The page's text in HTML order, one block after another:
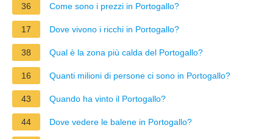
36 Come sono i prezzi in Portogallo?
17 Dove vivono i ricchi in Portogallo?
38 Qual è la zona più calda del Portogallo?
16 Quanti milioni di persone ci sono in Portogallo?
43 Quando ha vinto il Portogallo?
44 Dove vedere le balene in Portogallo?